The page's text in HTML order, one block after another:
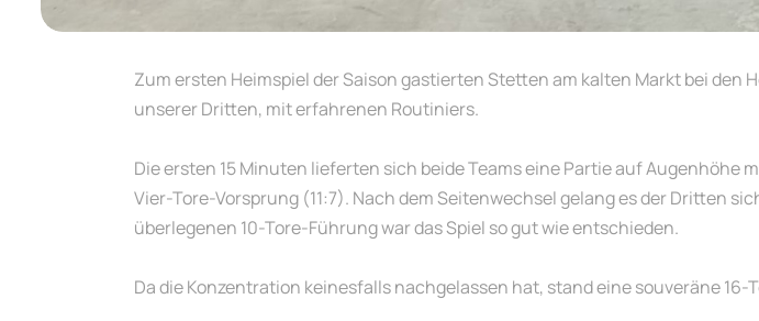
Zum ersten Heimspiel der Saison gastierten Stetten am kalten Markt bei
unserer Dritten, mit erfahrenen Routiniers.
Die ersten 15 Minuten lieferten sich beide Teams eine Partie auf Augenhöhe
Vier-Tore-Vorsprung (11:7). Nach dem Seitenwechsel gelang es der Dritten
überlegenen 10-Tore-Führung war das Spiel so gut wie entschieden.
Da die Konzentration keinesfalls nachgelassen hat, stand eine souveräne